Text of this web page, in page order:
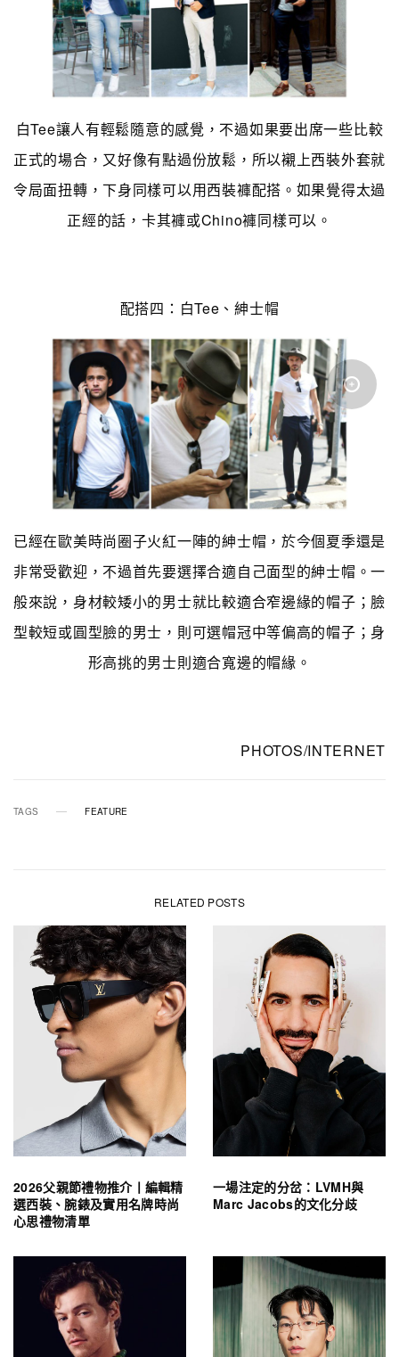
白Tee讓人有輕鬆隨意的感覺，不過如果要出席一些比較
正式的場合，又好像有點過份放鬆，所以襯上西裝外套就
令局面扭轉，下身同樣可以用西裝褲配搭。如果覺得太過
正經的話，卡其褲或Chino褲同樣可以。
配搭四：白Tee、紳士帽
已經在歐美時尚圈子火紅一陣的紳士帽，於今個夏季還是
非常受歡迎，不過首先要選擇合適自己面型的紳士帽。一
般來說，身材較矮小的男士就比較適合窄邊緣的帽子；臉
型較短或圓型臉的男士，則可選帽冠中等偏高的帽子；身
形高挑的男士則適合寬邊的帽緣。
PHOTOS/INTERNET
TAGS FEATURE
RELATED POSTS
2026父親節禮物推介丨編輯精
選西裝、腕錶及實用名牌時尚
心思禮物清單
一場注定的分岔：LVMH與
Marc Jacobs的文化分歧